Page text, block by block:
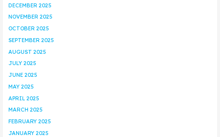
DECEMBER 2025
NOVEMBER 2025
OCTOBER 2025
SEPTEMBER 2025
AUGUST 2025
JULY 2025
JUNE 2025
MAY 2025
APRIL 2025
MARCH 2025
FEBRUARY 2025
JANUARY 2025